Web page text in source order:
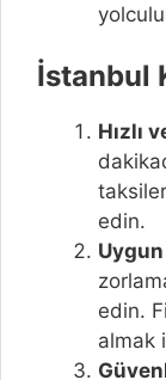
İstanbul
Hızlı
edin.
edin.
almak